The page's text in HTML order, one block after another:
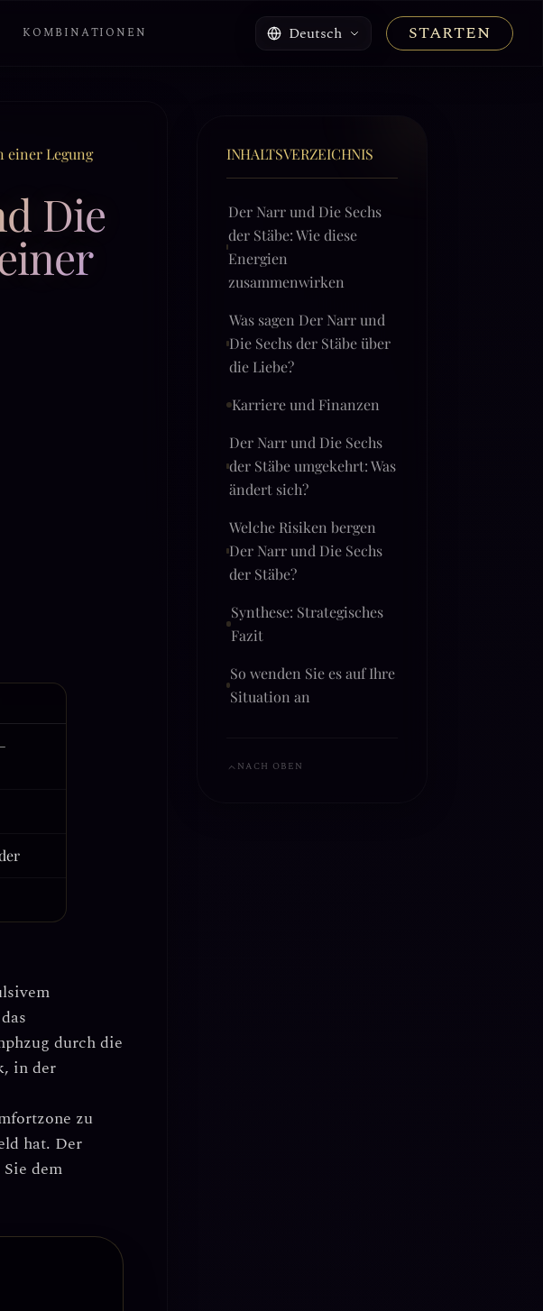
KOMBINATIONEN Deutsch STARTEN
einer Legung
Die
durch die
in der
zu
hat. Der
dem
der Stäbe: Wie diese
Energien
zusammenwirken
Die Sechs der Stäbe über
die Liebe?
der Stäbe umgekehrt: Was
ändert sich?
Der Narr und Die Sechs
der Stäbe?
Fazit
Situation an